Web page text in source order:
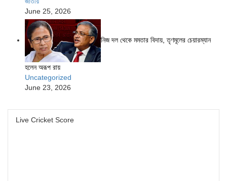
June 25, 2026
নিজ দল থেকে মমতার বিদায়, তৃণমূলের চেয়ারম্যান
হলেন অরূপ রায়
Uncategorized
June 23, 2026
Live Cricket Score